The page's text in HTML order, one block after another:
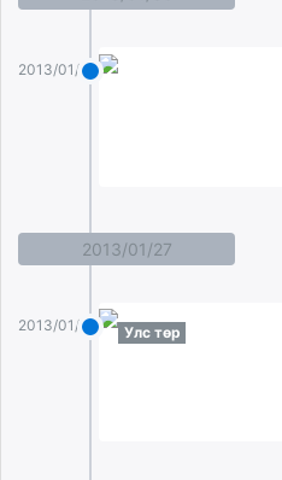
2013/01/30
2013/01/27
2013/01/27 Улс төр